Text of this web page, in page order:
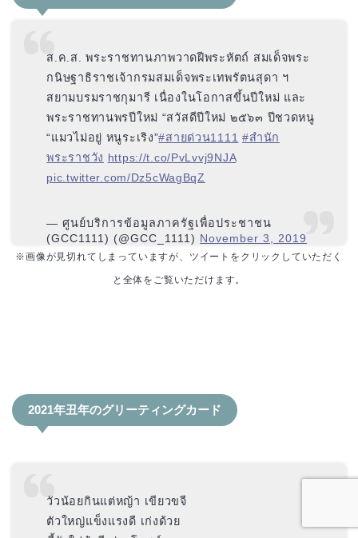
ส.ค.ส. พระราชทานภาพวาดฝีพระหัตถ์ สมเด็จพระ
กนิษฐาธิราชเจ้ากรมสมเด็จพระเทพรัตนสุดา ฯ
สยามบรมราชกุมารี เนื่องในโอกาสขึ้นปีใหม่ และ
พระราชทานพรปีใหม่ “สวัสดีปีใหม่ ๒๕๖๓ ปีชวดหนู
“แมวไม่อยู่ หนูระเริง”#สายด่วน1111 #สำนัก
พระราชวัง https://t.co/PvLvvj9NJA
pic.twitter.com/Dz5cWagBqZ
— ศูนย์บริการข้อมูลภาครัฐเพื่อประชาชน
(GCC1111) (@GCC_1111) November 3, 2019
※画像が見切れてしまっていますが、ツイートをクリックしていただく
と全体をご覧いただけます。
2021年丑年のグリーティングカード
วัวน้อยกินแต่หญ้า เขียวขจี
ตัวใหญ่แข็งแรงดี เก่งด้วย